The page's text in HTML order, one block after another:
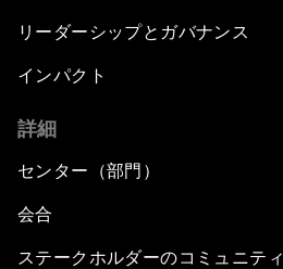
リーダーシップとガバナンス
インパクト
詳細
センター（部門）
会合
ステークホルダーのコミュニティ